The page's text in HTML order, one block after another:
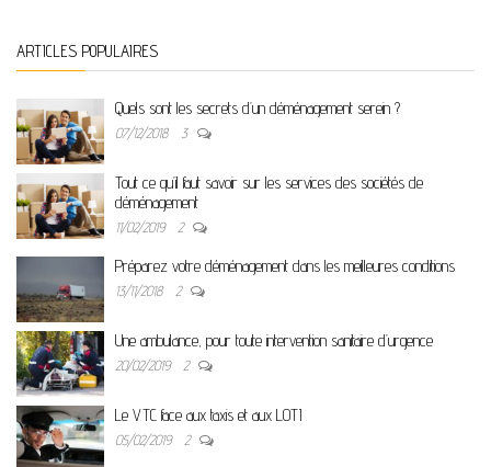
ARTICLES POPULAIRES
Quels sont les secrets d’un déménagement serein ?
07/12/2018 3
Tout ce qu’il faut savoir sur les services des sociétés de
déménagement
11/02/2019 2
Préparez votre déménagement dans les meilleures conditions
13/11/2018 2
Une ambulance, pour toute intervention sanitaire d’urgence
20/02/2019 2
Le VTC face aux taxis et aux LOTI
05/02/2019 2